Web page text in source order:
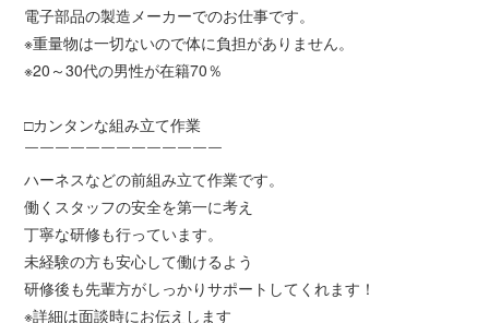
電子部品の製造メーカーでのお仕事です。
※重量物は一切ないので体に負担がありません。
※20～30代の男性が在籍70％
□カンタンな組み立て作業
￣￣￣￣￣￣￣￣￣￣￣￣￣
ハーネスなどの前組み立て作業です。
働くスタッフの安全を第一に考え
丁寧な研修も行っています。
未経験の方も安心して働けるよう
研修後も先輩方がしっかりサポートしてくれます！
※詳細は面談時にお伝えします